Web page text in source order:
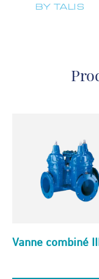
Vanne combiné III